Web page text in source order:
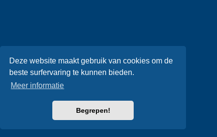
Deze website maakt gebruik van cookies om de
beste surfervaring te kunnen bieden.
Meer informatie
Begrepen!